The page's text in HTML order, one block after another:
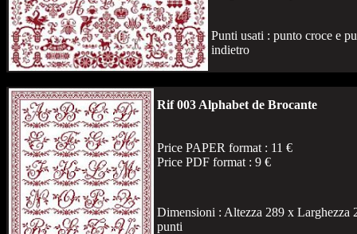
Punti usati : punto croce e
indietro
Rif 003 Alphabet de Brocante
Price PAPER format : 11 €
Price PDF format : 9 €
Dimensioni : Altezza 289 x Larghezza
punti